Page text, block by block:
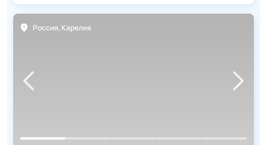
Россия, Карелия